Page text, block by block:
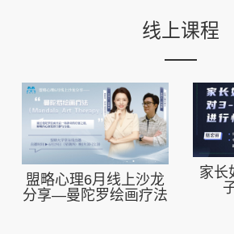
线上课程
盟略心理6月线上沙龙
分享—曼陀罗绘画疗法
家长